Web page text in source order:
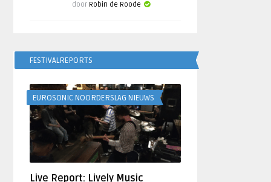
door Robin de Roode
FESTIVALREPORTS
EUROSONIC NOORDERSLAG NIEUWS
Live Report: Lively Music